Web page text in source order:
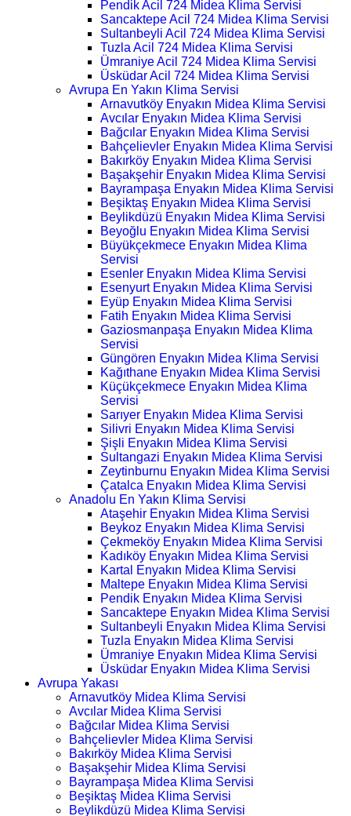
Pendik Acil 724 Midea Klima Servisi
Sancaktepe Acil 724 Midea Klima Servisi
Sultanbeyli Acil 724 Midea Klima Servisi
Tuzla Acil 724 Midea Klima Servisi
Ümraniye Acil 724 Midea Klima Servisi
Üsküdar Acil 724 Midea Klima Servisi
Avrupa En Yakın Klima Servisi
Arnavutköy Enyakın Midea Klima Servisi
Avcılar Enyakın Midea Klima Servisi
Bağcılar Enyakın Midea Klima Servisi
Bahçelievler Enyakın Midea Klima Servisi
Bakırköy Enyakın Midea Klima Servisi
Başakşehir Enyakın Midea Klima Servisi
Bayrampaşa Enyakın Midea Klima Servisi
Beşiktaş Enyakın Midea Klima Servisi
Beylikdüzü Enyakın Midea Klima Servisi
Beyoğlu Enyakın Midea Klima Servisi
Büyükçekmece Enyakın Midea Klima
Servisi
Esenler Enyakın Midea Klima Servisi
Esenyurt Enyakın Midea Klima Servisi
Eyüp Enyakın Midea Klima Servisi
Fatih Enyakın Midea Klima Servisi
Gaziosmanpaşa Enyakın Midea Klima
Servisi
Güngören Enyakın Midea Klima Servisi
Kağıthane Enyakın Midea Klima Servisi
Küçükçekmece Enyakın Midea Klima
Servisi
Sarıyer Enyakın Midea Klima Servisi
Silivri Enyakın Midea Klima Servisi
Şişli Enyakın Midea Klima Servisi
Sultangazi Enyakın Midea Klima Servisi
Zeytinburnu Enyakın Midea Klima Servisi
Çatalca Enyakın Midea Klima Servisi
Anadolu En Yakın Klima Servisi
Ataşehir Enyakın Midea Klima Servisi
Beykoz Enyakın Midea Klima Servisi
Çekmeköy Enyakın Midea Klima Servisi
Kadıköy Enyakın Midea Klima Servisi
Kartal Enyakın Midea Klima Servisi
Maltepe Enyakın Midea Klima Servisi
Pendik Enyakın Midea Klima Servisi
Sancaktepe Enyakın Midea Klima Servisi
Sultanbeyli Enyakın Midea Klima Servisi
Tuzla Enyakın Midea Klima Servisi
Ümraniye Enyakın Midea Klima Servisi
Üsküdar Enyakın Midea Klima Servisi
Avrupa Yakası
Arnavutköy Midea Klima Servisi
Avcılar Midea Klima Servisi
Bağcılar Midea Klima Servisi
Bahçelievler Midea Klima Servisi
Bakırköy Midea Klima Servisi
Başakşehir Midea Klima Servisi
Bayrampaşa Midea Klima Servisi
Beşiktaş Midea Klima Servisi
Beylikdüzü Midea Klima Servisi